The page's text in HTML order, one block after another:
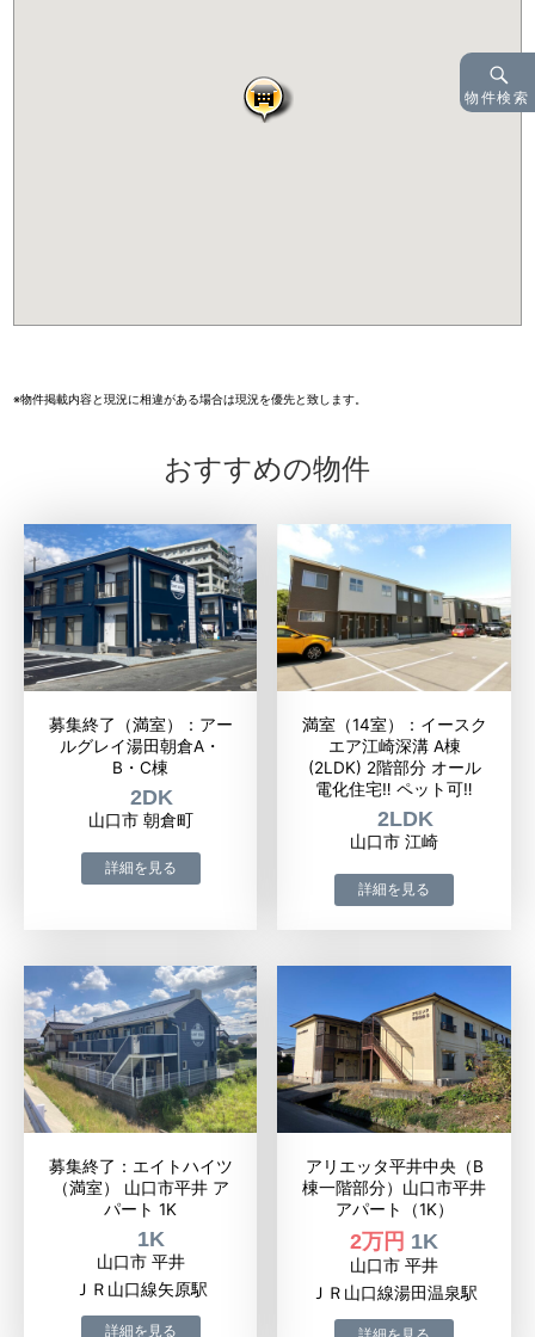
※物件掲載内容と現況に相違がある場合は現況を優先と致します。
おすすめの物件
募集終了（満室）：アー
ルグレイ湯田朝倉A・
B・C棟
2DK
山口市 朝倉町
満室（14室）：イースク
エア江崎深溝 A棟
(2LDK) 2階部分 オール
電化住宅‼ ペット可‼
2LDK
山口市 江崎
募集終了：エイトハイツ
（満室） 山口市平井 ア
パート 1K
1K
山口市 平井
ＪＲ山口線矢原駅
アリエッタ平井中央（B
棟一階部分）山口市平井
アパート（1K）
2万円 1K
山口市 平井
ＪＲ山口線湯田温泉駅
物件検索